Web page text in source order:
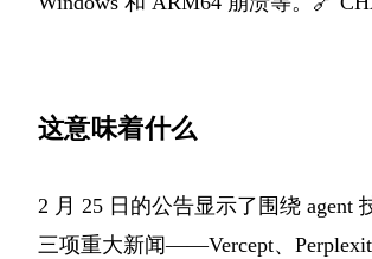
这意味着什么
2 月 25 日的公告显示了围绕 agent
三项重大新闻——Vercept、